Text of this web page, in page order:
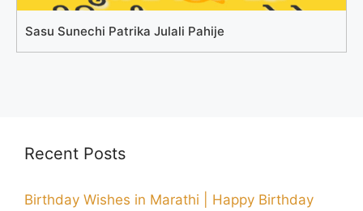
Sasu Sunechi Patrika Julali Pahije
Recent Posts
Birthday Wishes in Marathi | Happy Birthday